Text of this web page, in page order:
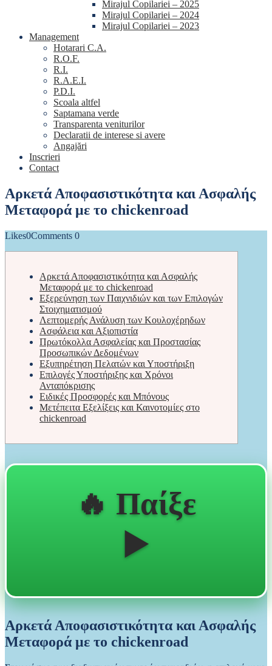
Mirajul Copilariei – 2025
Mirajul Copilariei – 2024
Mirajul Copilariei – 2023
Management
Hotarari C.A.
R.O.F.
R.I.
R.A.E.I.
P.D.I.
Scoala altfel
Saptamana verde
Transparenta veniturilor
Declaratii de interese si avere
Angajări
Inscrieri
Contact
Αρκετά Αποφασιστικότητα και Ασφαλής
Μεταφορά με το chickenroad
Likes0Comments 0
Αρκετά Αποφασιστικότητα και Ασφαλής
Μεταφορά με το chickenroad
Εξερεύνηση των Παιχνιδιών και των Επιλογών
Στοιχηματισμού
Λεπτομερής Ανάλυση των Κουλοχέρηδων
Ασφάλεια και Αξιοπιστία
Πρωτόκολλα Ασφαλείας και Προστασίας
Προσωπικών Δεδομένων
Εξυπηρέτηση Πελατών και Υποστήριξη
Επιλογές Υποστήριξης και Χρόνοι
Ανταπόκρισης
Ειδικές Προσφορές και Μπόνους
Μετέπειτα Εξελίξεις και Καινοτομίες στο
chickenroad
🔥 Παίξε
▶️
Αρκετά Αποφασιστικότητα και Ασφαλής
Μεταφορά με το chickenroad